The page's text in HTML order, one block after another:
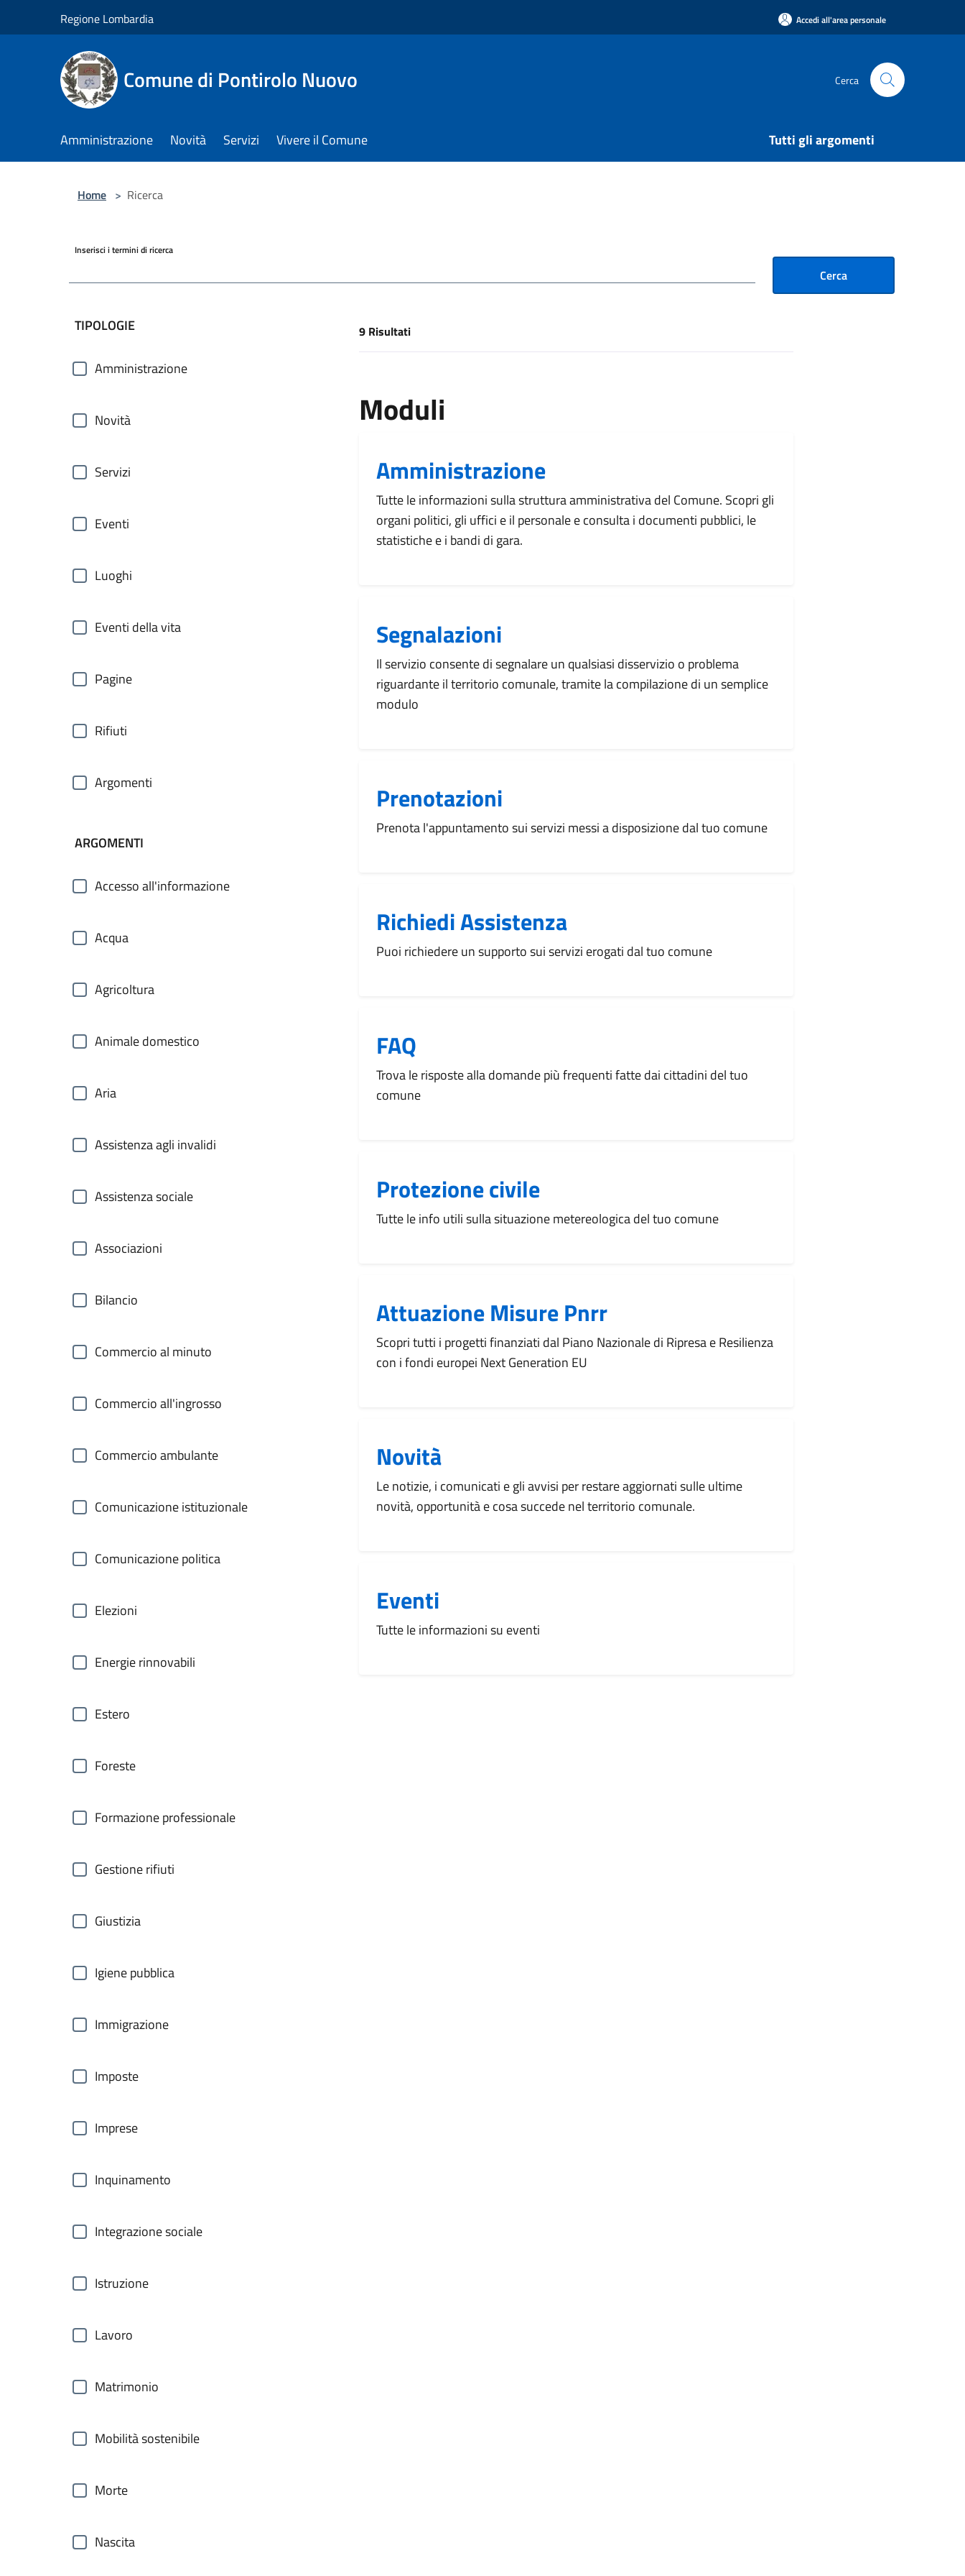
Regione Lombardia Accedi all'area personale
Comune di Pontirolo Nuovo Cerca
Amministrazione Novità Servizi Vivere il Comune Tutti gli argomenti
Home > Ricerca
Inserisci i termini di ricerca
Cerca
filtri da applicare
TIPOLOGIE
Amministrazione
Novità
Servizi
Eventi
Luoghi
Eventi della vita
Pagine
Rifiuti
Argomenti
ARGOMENTI
Accesso all'informazione
Acqua
Agricoltura
Animale domestico
Aria
Assistenza agli invalidi
Assistenza sociale
Associazioni
Bilancio
Commercio al minuto
Commercio all'ingrosso
Commercio ambulante
Comunicazione istituzionale
Comunicazione politica
Elezioni
Energie rinnovabili
Estero
Foreste
Formazione professionale
Gestione rifiuti
Giustizia
Igiene pubblica
Immigrazione
Imposte
Imprese
Inquinamento
Integrazione sociale
Istruzione
Lavoro
Matrimonio
Mobilità sostenibile
Morte
Nascita
[results] Risultati
9 Risultati
Moduli
Amministrazione
Tutte le informazioni sulla struttura amministrativa del Comune. Scopri gli
organi politici, gli uffici e il personale e consulta i documenti pubblici, le
statistiche e i bandi di gara.
Segnalazioni
Il servizio consente di segnalare un qualsiasi disservizio o problema
riguardante il territorio comunale, tramite la compilazione di un semplice
modulo
Prenotazioni
Prenota l'appuntamento sui servizi messi a disposizione dal tuo comune
Richiedi Assistenza
Puoi richiedere un supporto sui servizi erogati dal tuo comune
FAQ
Trova le risposte alla domande più frequenti fatte dai cittadini del tuo
comune
Protezione civile
Tutte le info utili sulla situazione metereologica del tuo comune
Attuazione Misure Pnrr
Scopri tutti i progetti finanziati dal Piano Nazionale di Ripresa e Resilienza
con i fondi europei Next Generation EU
Novità
Le notizie, i comunicati e gli avvisi per restare aggiornati sulle ultime
novità, opportunità e cosa succede nel territorio comunale.
Eventi
Tutte le informazioni su eventi